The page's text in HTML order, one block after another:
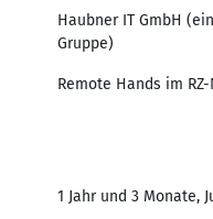
Haubner IT GmbH
Gruppe)
Remote Hands im RZ-
1 Jahr und 3 Monate,